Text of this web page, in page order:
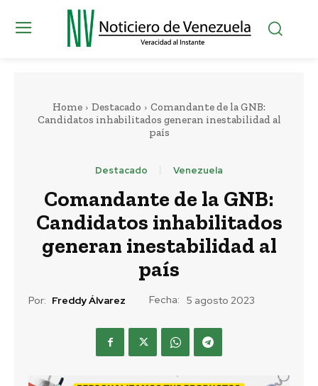
Home Destacado
Comandante de la GNB:
Candidatos inhabilitados generan inestabilidad al
país
Destacado Venezuela
Comandante de la GNB:
Candidatos inhabilitados
generan inestabilidad al
país
Por: Freddy Álvarez Fecha: 5 agosto 2023